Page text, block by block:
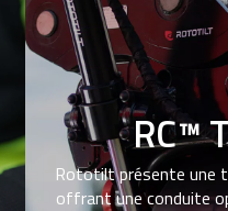
RC™
Rototilt présente une
offrant une conduite